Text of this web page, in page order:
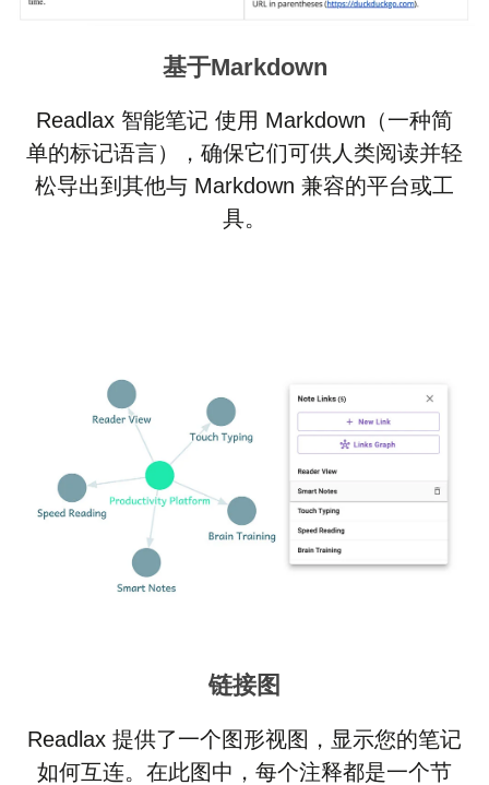
基于Markdown
Readlax 智能笔记 使用 Markdown（一种简
单的标记语言），确保它们可供人类阅读并轻
松导出到其他与 Markdown 兼容的平台或工
具。
链接图
Readlax 提供了一个图形视图，显示您的笔记
如何互连。在此图中，每个注释都是一个节